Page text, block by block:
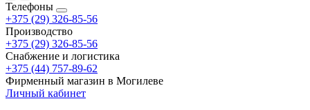
Телефоны
+375 (29) 326-85-56
Производство
+375 (29) 326-85-56
Снабжение и логистика
+375 (44) 757-89-62
Фирменный магазин в Могилеве
Личный кабинет